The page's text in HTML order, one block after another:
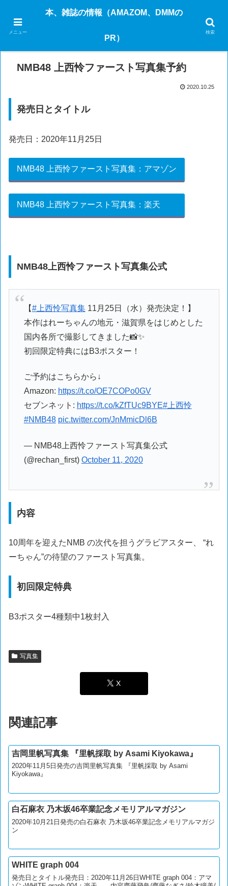
NMB48 上西怜ファースト写真集予約
2020.10.25
発売日とタイトル
発売日：2020年11月25日
NMB48 上西怜ファースト写真集：アマゾン
NMB48 上西怜ファースト写真集：楽天
NMB48上西怜ファースト写真集公式
【#上西怜写真集11月25日（水）発売決定！】
本作はれーちゃんの地元・滋賀県をはじめとした
国内各所で撮影してきました📸✨
初回限定特典にはB3ポスター！
ご予約はこちらから↓
Amazon: https://t.co/OE7COPo0GV
セブンネット: https://t.co/kZfTUc9BYE#上西怜
#NMB48 pic.twitter.com/JnMmicDl6B
— NMB48上西怜ファースト写真集公式
(@rechan_first) October 11, 2020
内容
10周年を迎えたNMB の次代を担うグラビアスター、 “れ
ーちゃん”の待望のファースト写真集。
初回限定特典
B3ポスター4種類中1枚封入
写真集
X
関連記事
吉岡里帆写真集 『里帆採取 by Asami Kiyokawa』
2020年11月5日発売の吉岡里帆写真集 『里帆採取 by Asami
Kiyokawa』
白石麻衣 乃木坂46卒業記念メモリアルマガジン
2020年10月21日発売の白石麻衣 乃木坂46卒業記念メモリアルマガジ
ン
WHITE graph 004
発売日とタイトル発売日：2020年11月26日WHITE graph 004：アマ
メニュー
本、雑誌の情報（AMAZOM、DMMの
PR）
検索